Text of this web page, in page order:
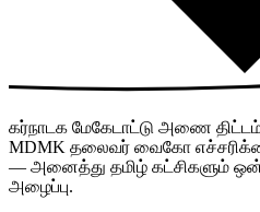
கர்நாடக மேகேடாட்டு அணை திட்டம்
MDMK தலைவர் வைகோ
— அனைத்து தமிழ் கட்சிகளும்
அழைப்பு.